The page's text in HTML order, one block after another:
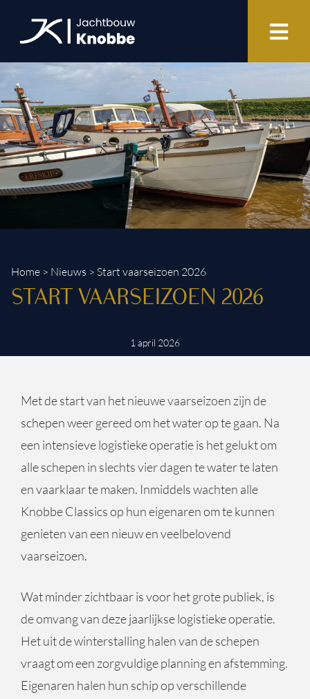
Home > Nieuws > Start vaarseizoen 2026
START VAARSEIZOEN 2026
1 april 2026
Met de start van het nieuwe vaarseizoen zijn de
schepen weer gereed om het water op te gaan. Na
een intensieve logistieke operatie is het gelukt om
alle schepen in slechts vier dagen te water te laten
en vaarklaar te maken. Inmiddels wachten alle
Knobbe Classics op hun eigenaren om te kunnen
genieten van een nieuw en veelbelovend
vaarseizoen.
Wat minder zichtbaar is voor het grote publiek, is
de omvang van deze jaarlijkse logistieke operatie.
Het uit de winterstalling halen van de schepen
vraagt om een zorgvuldige planning en afstemming.
Eigenaren halen hun schip op verschillende